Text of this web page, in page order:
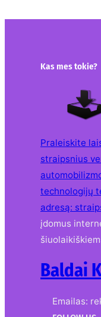
Kas mes tokie?
Praleiskite
straipsnius
technologijų
adresą:
įdomus
Baldai
Emailas: